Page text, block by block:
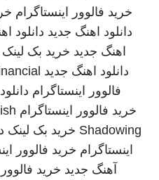
خرید فالوور اینستاگرام
دانلود اهنگ جدید دانلود
اهنگ جدید خرید بک لینک
دانلود اهنگ جدید
فالوور اینستاگرام
خرید فالوور اینستاگرام
Shadowing خرید بک لینک
اینستاگرام خرید فالوور
آهنگ جدید خرید